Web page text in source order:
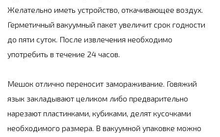
Желательно иметь устройство, откачивающее воздух.
Герметичный вакуумный пакет увеличит срок годности
до пяти суток. После извлечения необходимо
употребить в течение 24 часов.
Мешок отлично переносит замораживание. Говяжий
язык закладывают целиком либо предварительно
нарезают пластинками, кубиками, делят кусочками
необходимого размера. В вакуумной упаковке можно